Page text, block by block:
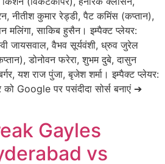
नीतीश कुमार रेड्डी, पैट कमिंस (कप्तान),
मलिंगा, साकिब हुसैन। इम्पैक्ट प्लेयर:
जायसवाल, वैभव सूर्यवंशी, ध्रुव जुरेल
डोनोवन फरेरा, शुभम दुबे, दासुन
यश राज पुंजा, बृजेश शर्मा। इम्पैक्ट प्लेयर:
Google पर पसंदीदा सोर्स बनाएं ➔
Gayles
vs